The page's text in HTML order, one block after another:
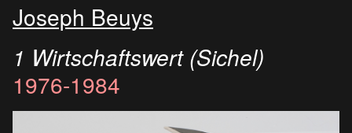
Joseph Beuys
1 Wirtschaftswert (Sichel)
1976-1984